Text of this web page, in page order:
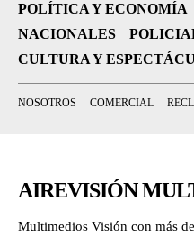
POLÍTICA Y ECONOMÍA
NACIONALES
CULTURA Y
NOSOTROS COMERCIAL
AIREVISIÓN
Multimedios Visión con más